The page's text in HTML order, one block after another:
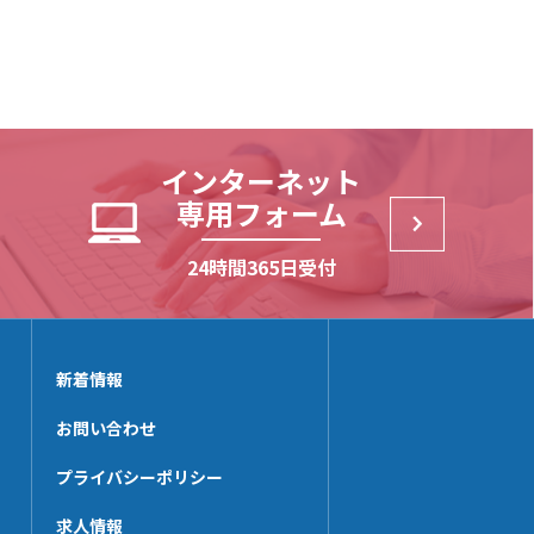
インターネット
専用フォーム
24時間365日受付
新着情報
お問い合わせ
プライバシーポリシー
求人情報